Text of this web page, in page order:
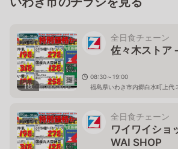
1枚
全日食チェーン
佐々木ストア
08:30～19:00
福島県いわき市内郷白水町上代
全日食チェーン
ワイワイシ
WAI SHOP